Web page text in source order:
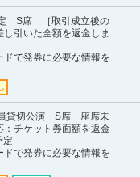
定 S席 ［取引成立後の
引いた全額を返金しま
で発券に必要な情報を
員貸切公演 S席 座席未
チケット券面額を返金
定
で発券に必要な情報を